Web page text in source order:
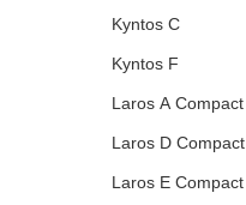
Kyntos C
Kyntos F
Laros A Compact
Laros D Compact
Laros E Compact